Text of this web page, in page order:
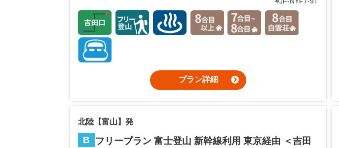
プラン詳細
北陸【富山】発
B
フリープラン 富士登山 新幹線利用 東京経由 ＜吉田